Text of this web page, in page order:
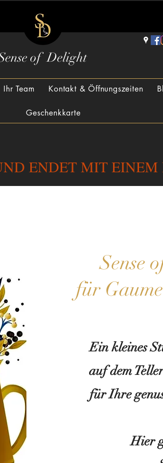
of Delight
Ihr Team Kontakt & Öffnungszeiten
Geschenkkarte
ENDET MIT
Sense
für
Ein kleines
auf dem
für Ihre
Hier